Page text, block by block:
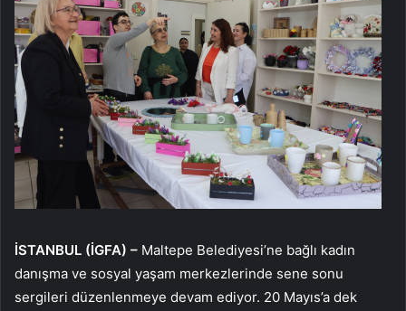
İSTANBUL (İGFA) – Maltepe Belediyesi’ne bağlı kadın
danışma ve sosyal yaşam merkezlerinde sene sonu
sergileri düzenlenmeye devam ediyor. 20 Mayıs’a dek